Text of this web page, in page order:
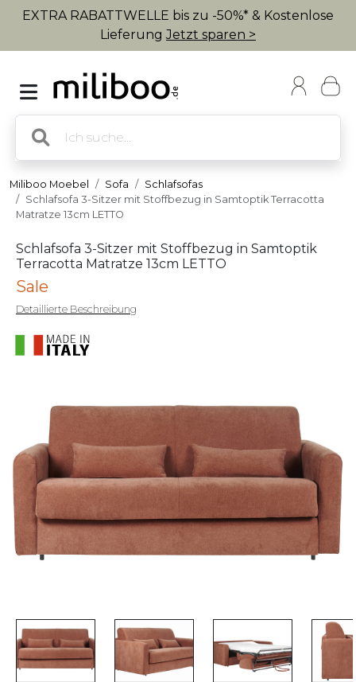
EXTRA RABATTWELLE bis zu -50%* & Kostenlose
LieferungJetzt sparen >
Miliboo Moebel Sofa
Schlafsofas
Schlafsofa 3-Sitzer mit Stoffbezug in Samtoptik Terracotta
Matratze 13cm LETTO
Schlafsofa 3-Sitzer mit Stoffbezug in Samtoptik
Terracotta Matratze 13cm LETTO
Sale
Detaillierte Beschreibung